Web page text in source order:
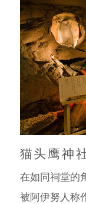
猫头鹰神
在如同祠堂的
被阿伊努人称